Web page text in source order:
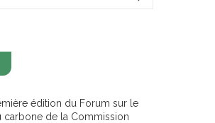
édition du Forum sur le
carbone de la Commission